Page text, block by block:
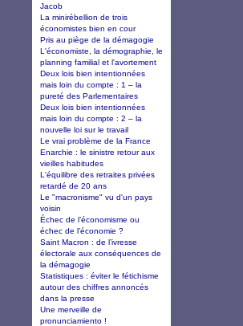
Jacob
La minirébellion de trois
économistes bien en cour
Pris au piège de la démagogie
L'économiste, la démographie, le
planning familial et l'avortement
Deux lois bien intentionnées
mais loin du compte : 1 – la
pureté des Parlementaires
Deux lois bien intentionnées
mais loin du compte : 2 – la
nouvelle loi sur le travail
Le vrai problème de la France
Enarchie : le sinistre retour aux
vieilles habitudes
L'équilibre des retraites privées
retardé de 20 ans
Le "macronisme" vu d'un pays
voisin
Échec de l’économisme ou
échec de l’économie ?
Saint Macron : de l’ivresse
électorale aux conséquences de
la démagogie
Statistiques : éviter le fétichisme
autour des chiffres annoncés
dans la presse
Une merveille de
pronunciamiento !